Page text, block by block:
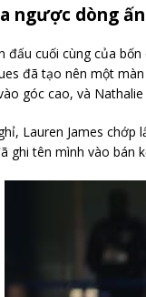
ngược dòng
đấu cuối cùng của
đã tạo nên một
góc cao, và
Lauren James
ghi tên mình vào bán